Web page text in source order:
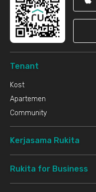
Tenant
Kost
Apartemen
Community
Kerjasama Rukita
Rukita for Business